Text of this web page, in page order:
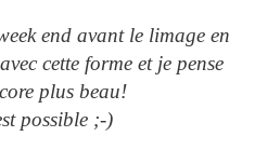
end avant le limage en
cette forme et je pense
plus beau!
possible ;-)